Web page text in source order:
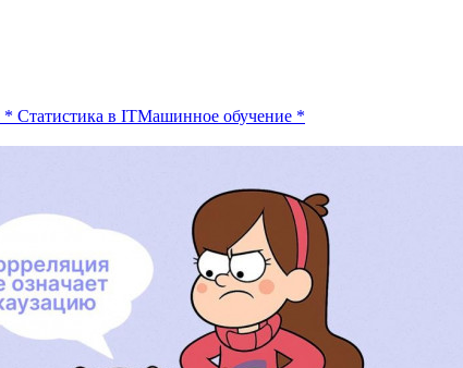
* Статистика в ITМашинное обучение *